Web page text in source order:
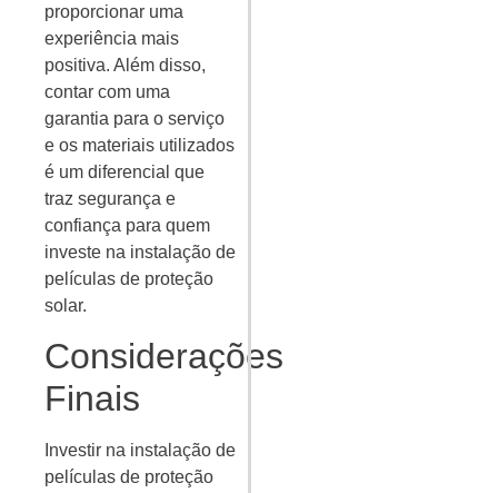
proporcionar uma
experiência mais
positiva. Além disso,
contar com uma
garantia para o serviço
e os materiais utilizados
é um diferencial que
traz segurança e
confiança para quem
investe na instalação de
películas de proteção
solar.
Considerações
Finais
Investir na instalação de
películas de proteção